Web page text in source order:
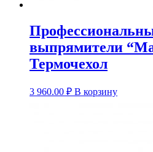
выпрямители
Термочехол
3 960.00 ₽ В корзину